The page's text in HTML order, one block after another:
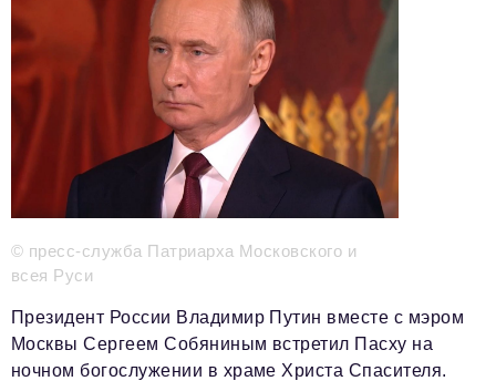
Телефон редакции:+7 495 727-01-67
Электронные почты редакции:
Информационный отдел
info@business-magazine.online
Отдел рекламы
reklama@business-magazine.online
podpiska@business-magazine.online
Отдел по работе с партнерами
partner@business-magazine.online
© пресс-служба Патриарха Московского и
всея Руси
Президент России Владимир Путин вместе с мэром
Москвы Сергеем Собяниным встретил Пасху на
ночном богослужении в храме Христа Спасителя.